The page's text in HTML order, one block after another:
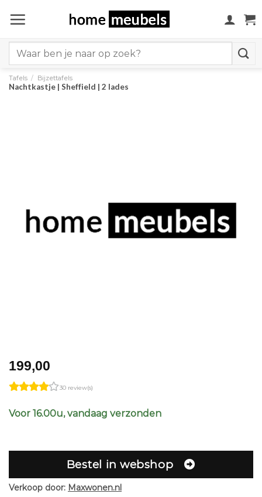
naar
for:
Tafels / Bijzettafels
Nachtkastje | Sheffield | 2 lades
199,00
30 review(s)
Voor 16.00u, vandaag verzonden
Bestel in webshop
Verkoop door: Maxwonen.nl